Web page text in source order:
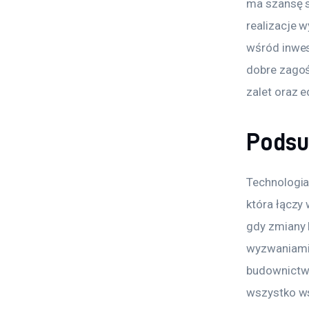
ma szansę
realizacje
wśród
dobre
zalet oraz
która
gdy
wszystko